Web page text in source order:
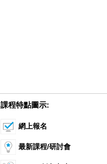
課程特點圖示:
網上報名
最新課程/研討會